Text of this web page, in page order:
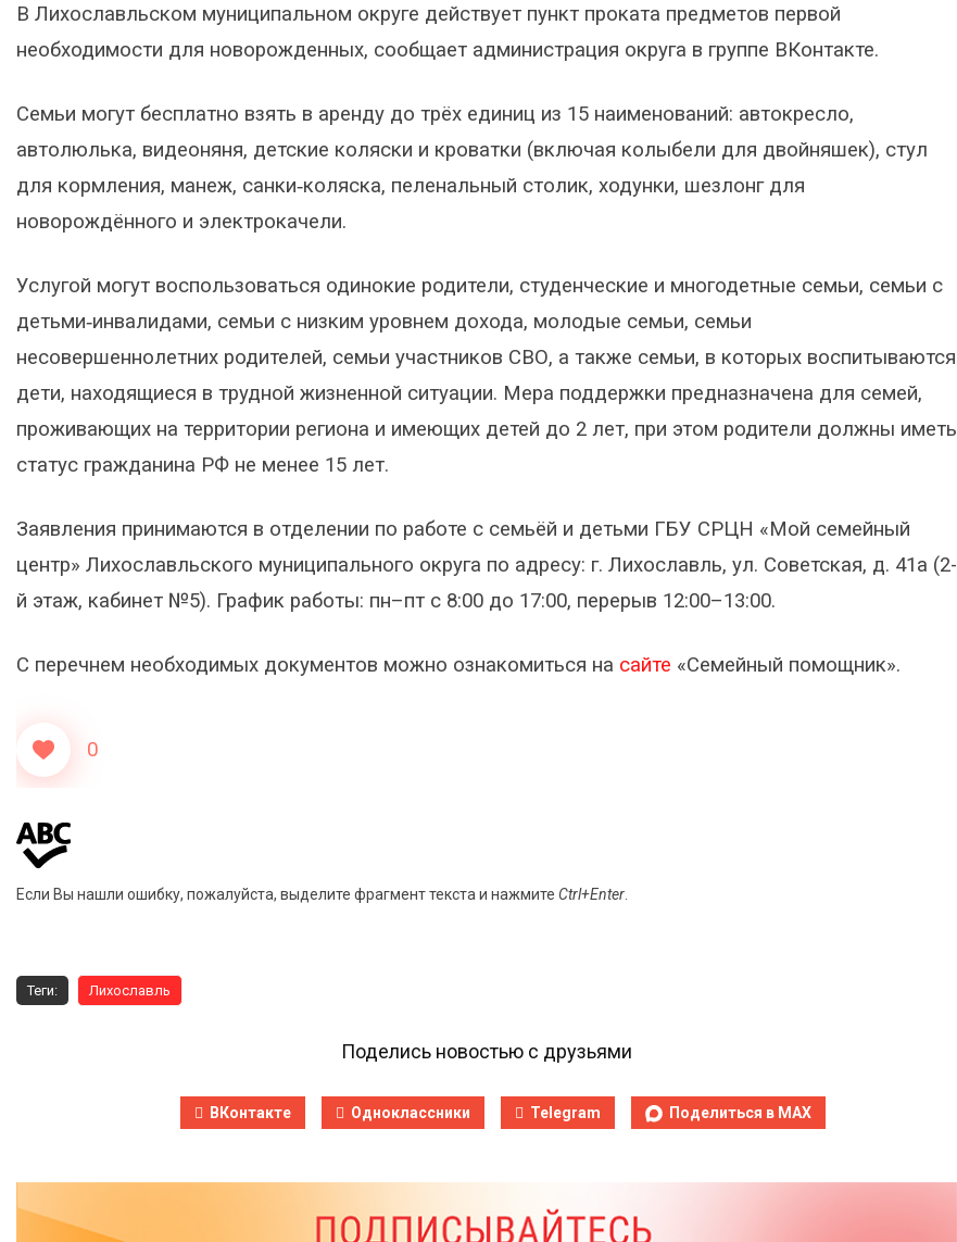
В Лихославльском муниципальном округе действует пункт проката предметов первой
необходимости для новорожденных, сообщает администрация округа в группе ВКонтакте.
Семьи могут бесплатно взять в аренду до трёх единиц из 15 наименований: автокресло,
автолюлька, видеоняня, детские коляски и кроватки (включая колыбели для двойняшек), стул
для кормления, манеж, санки‑коляска, пеленальный столик, ходунки, шезлонг для
новорождённого и электрокачели.
Услугой могут воспользоваться одинокие родители, студенческие и многодетные семьи, семьи с
детьми‑инвалидами, семьи с низким уровнем дохода, молодые семьи, семьи
несовершеннолетних родителей, семьи участников СВО, а также семьи, в которых воспитываются
дети, находящиеся в трудной жизненной ситуации. Мера поддержки предназначена для семей,
проживающих на территории региона и имеющих детей до 2 лет, при этом родители должны иметь
статус гражданина РФ не менее 15 лет.
Заявления принимаются в отделении по работе с семьёй и детьми ГБУ СРЦН «Мой семейный
центр» Лихославльского муниципального округа по адресу: г. Лихославль, ул. Советская, д. 41а (2-
й этаж, кабинет №5). График работы: пн–пт с 8:00 до 17:00, перерыв 12:00–13:00.
С перечнем необходимых документов можно ознакомиться на сайте «Семейный помощник».
0
Если Вы нашли ошибку, пожалуйста, выделите фрагмент текста и нажмите Ctrl+Enter
Теги: Лихославль
Поделись новостью с друзьями
ВКонтакте Одноклассники Telegram Поделиться в MAX